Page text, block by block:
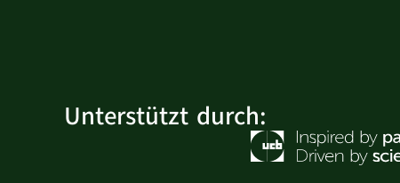
Unterstützt durch: